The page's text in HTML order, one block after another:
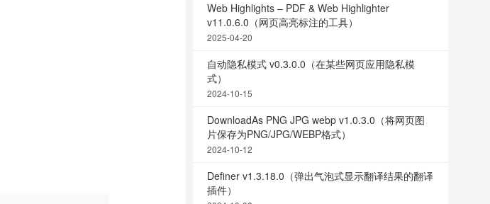
Web Highlights – PDF & Web Highlighter
v11.0.6.0（网页高亮标注的工具）
2025-04-20
自动隐私模式 v0.3.0.0（在某些网页应用隐私模
式）
2024-10-15
DownloadAs PNG JPG webp v1.0.3.0（将网页图
片保存为PNG/JPG/WEBP格式）
2024-10-12
Definer v1.3.18.0（弹出气泡式显示翻译结果的翻译
插件）